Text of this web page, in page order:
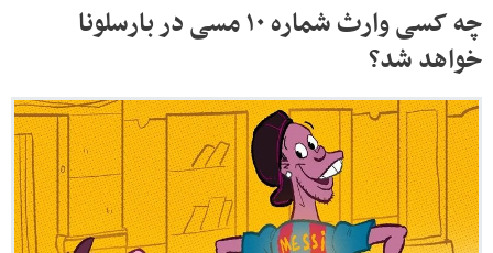
چه کسی وارث شماره ۱۰ مسی در بارسلونا
خواهد شد؟